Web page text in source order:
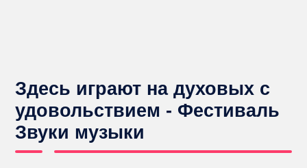
Здесь играют на духовых с
удовольствием - Фестиваль
Звуки музыки